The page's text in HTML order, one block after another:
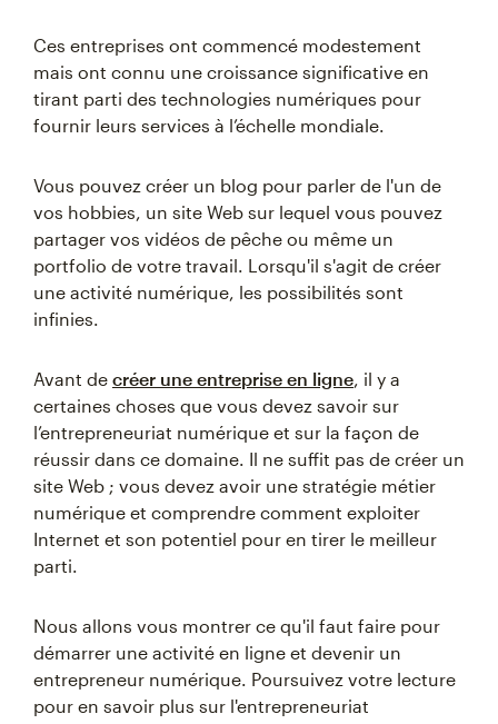
Ces entreprises ont commencé modestement
mais ont connu une croissance significative en
tirant parti des technologies numériques pour
fournir leurs services à l’échelle mondiale.
Vous pouvez créer un blog pour parler de l'un de
vos hobbies, un site Web sur lequel vous pouvez
partager vos vidéos de pêche ou même un
portfolio de votre travail. Lorsqu'il s'agit de créer
une activité numérique, les possibilités sont
infinies.
Avant de créer une entreprise en ligne, il y a
certaines choses que vous devez savoir sur
l’entrepreneuriat numérique et sur la façon de
réussir dans ce domaine. Il ne suffit pas de créer un
site Web ; vous devez avoir une stratégie métier
numérique et comprendre comment exploiter
Internet et son potentiel pour en tirer le meilleur
parti.
Nous allons vous montrer ce qu'il faut faire pour
démarrer une activité en ligne et devenir un
entrepreneur numérique. Poursuivez votre lecture
pour en savoir plus sur l'entrepreneuriat